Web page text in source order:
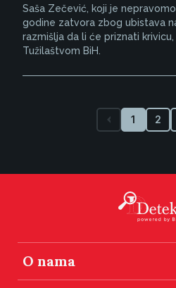
Saša Zečević, koji je
godine zatvora zbog ubistava
razmišlja da li će priznati
Tužilaštvom BiH.
1 2
O nama